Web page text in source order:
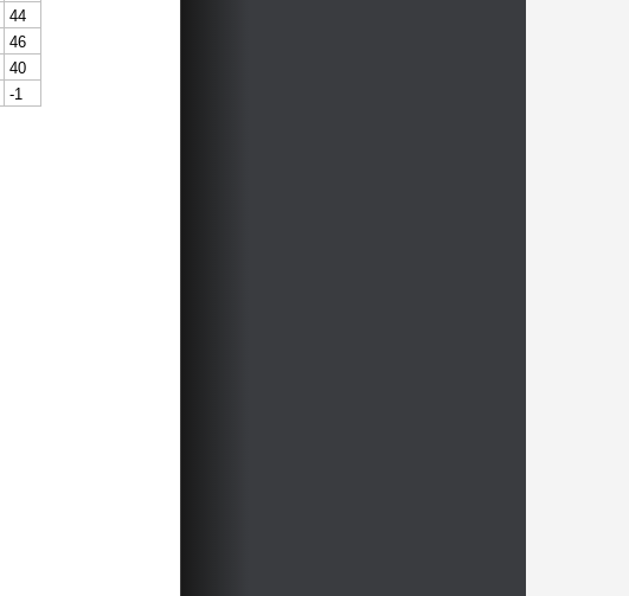
44
46
40
-1